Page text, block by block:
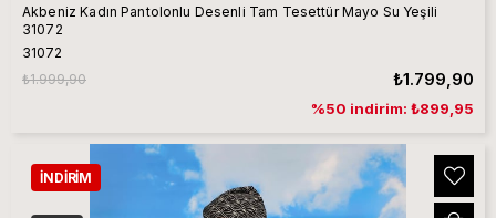
Akbeniz Kadın Pantolonlu Desenli Tam Tesettür Mayo Su Yeşili
31072
31072
₺1.799,90
₺1.999,90
%50 indirim: ₺899,95
İNDIRIM